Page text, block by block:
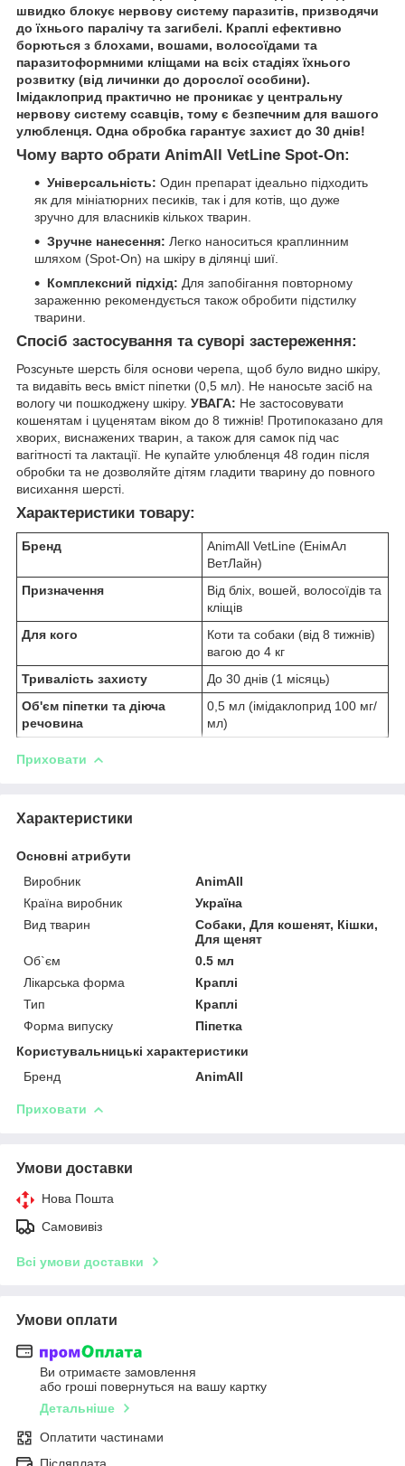
швидко блокує нервову систему паразитів, призводячи
до їхнього паралічу та загибелі. Краплі ефективно
борються з блохами, вошами, волосоїдами та
паразитоформними кліщами на всіх стадіях їхнього
розвитку (від личинки до дорослої особини).
Імідаклоприд практично не проникає у центральну
нервову систему ссавців, тому є безпечним для вашого
улюбленця. Одна обробка гарантує захист до 30 днів!
Чому варто обрати AnimAll VetLine Spot-On:
Універсальність: Один препарат ідеально підходить
як для мініатюрних песиків, так і для котів, що дуже
зручно для власників кількох тварин.
Зручне нанесення: Легко наноситься краплинним
шляхом (Spot-On) на шкіру в ділянці шиї.
Комплексний підхід: Для запобігання повторному
зараженню рекомендується також обробити підстилку
тварини.
Спосіб застосування та суворі застереження:
Розсуньте шерсть біля основи черепа, щоб було видно шкіру,
та видавіть весь вміст піпетки (0,5 мл). Не наносьте засіб на
вологу чи пошкоджену шкіру. УВАГА: Не застосовувати
кошенятам і цуценятам віком до 8 тижнів! Протипоказано для
хворих, виснажених тварин, а також для самок під час
вагітності та лактації. Не купайте улюбленця 48 годин після
обробки та не дозволяйте дітям гладити тварину до повного
висихання шерсті.
Характеристики товару:
Бренд
AnimAll VetLine (ЕнімАл
ВетЛайн)
Призначення
Від бліх, вошей, волосоїдів та
кліщів
Для кого
Коти та собаки (від 8 тижнів)
вагою до 4 кг
Тривалість захисту
До 30 днів (1 місяць)
Об'єм піпетки та діюча
речовина
0,5 мл (імідаклоприд 100 мг/
мл)
Приховати
Характеристики
Основні атрибути
Виробник
AnimAll
Країна виробник
Україна
Вид тварин
Собаки, Для кошенят, Кішки,
Для щенят
Об`єм
0.5 мл
Лікарська форма
Краплі
Тип
Краплі
Форма випуску
Піпетка
Користувальницькі характеристики
Бренд
AnimAll
Приховати
Умови доставки
Нова Пошта
Самовивіз
Всі умови доставки
Умови оплати
Ви отримаєте замовлення
або гроші повернуться на вашу картку
Детальніше
Оплатити частинами